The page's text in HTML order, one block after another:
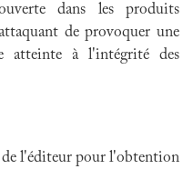
dans les produits
de provoquer une
atteinte à l'intégrité des
de l'éditeur pour l'obtention